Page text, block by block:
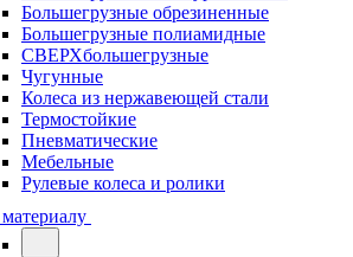
Большегрузные обрезиненные
Большегрузные полиамидные
СВЕРХбольшегрузные
Чугунные
Колеса из нержавеющей стали
Термостойкие
Пневматические
Мебельные
Рулевые колеса и ролики